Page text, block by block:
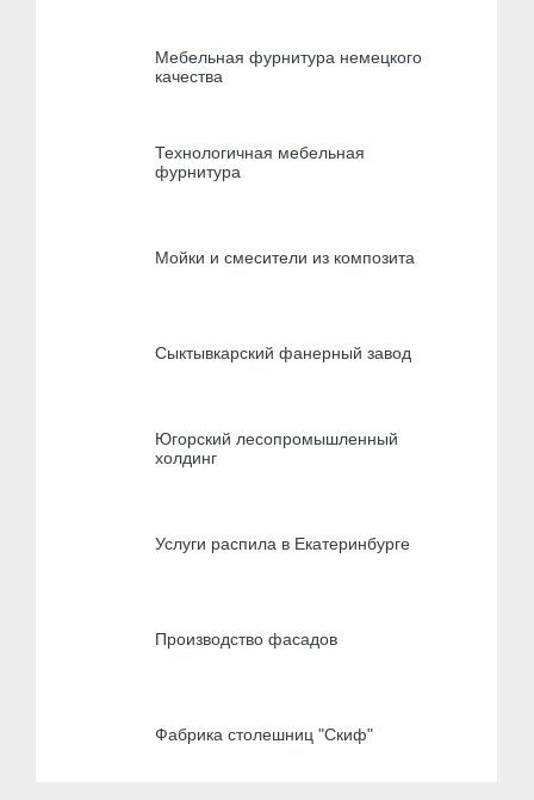
Мебельная фурнитура немецкого
качества
Технологичная мебельная
фурнитура
Мойки и смесители из композита
Сыктывкарский фанерный завод
Югорский лесопромышленный
холдинг
Услуги распила в Екатеринбурге
Производство фасадов
Фабрика столешниц "Скиф"